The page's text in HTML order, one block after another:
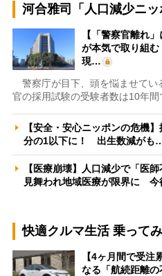
河合雅司「人口減少ニッ
【「警察官離れ
が本気で取り組
現…
警察庁が目下、頭を悩ませてい
官の採用試験の受験者数は10年間
【安全・安心ニッポンの危機
分の1以下に！ 出生数減がも
【医療崩壊】人口減少で「医
見舞われ地域医療が限界に
快適クルマ生活 乗って
【4ヶ月間で受注
なる「航続距離